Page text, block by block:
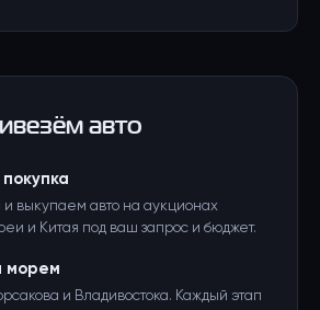
авто
и выкупаем авто на аукционах
и Китая под ваш запрос и бюджет.
морем
и Владивостока. Каждый этап